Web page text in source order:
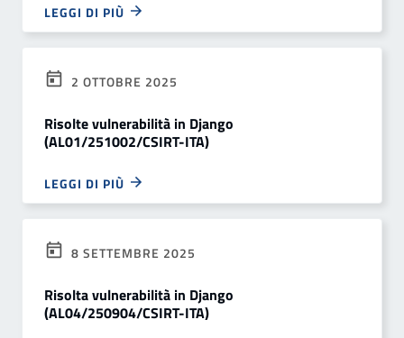
LEGGI DI PIÙ
2 OTTOBRE 2025
Risolte vulnerabilità in Django
(AL01/251002/CSIRT-ITA)
LEGGI DI PIÙ
8 SETTEMBRE 2025
Risolta vulnerabilità in Django
(AL04/250904/CSIRT-ITA)